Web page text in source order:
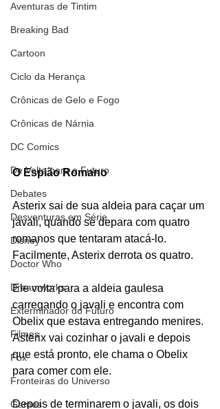
Aventuras de Tintim
Breaking Bad
Cartoon
Ciclo da Herança
Crônicas de Gelo e Fogo
Crônicas de Nárnia
DC Comics
De Volta para o Futuro
Debates
Desventuras em Série
Disney
Doctor Who
Dreamworks
Exterminador do Futuro
Filmes
Fox
Fronteiras do Universo
Games
O Espião Romano
Asterix sai de sua aldeia para caçar um
javali, quando se depara com quatro
romanos que tentaram atacá-lo.
Facilmente, Asterix derrota os quatro.
Ele volta para a aldeia gaulesa
carregando o javali e encontra com
Obelix que estava entregando menires.
Asterix vai cozinhar o javali e depois
que está pronto, ele chama o Obelix
para comer com ele.
Depois de terminarem o javali, os dois